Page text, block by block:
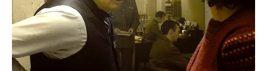
ΚΑΤΑΦΕΡΝΕΤΕ ΜΕ ΑΥΤΑ, ΜΠΟΡΕΙΤΕ ΝΑ ΜΟΥ
ΚΑΤΑΘΕΣΕΤΕ ΣΕ ΛΟΓΑΡΙΑΣΜΟ ΣΤΗΝ ΕΘΝΙΚΗ
ΜΕ IBAN GR9501104880000048834149733
(ΣΤΟ ΟΝΟΜΑ ΕΥΤΥΧΙΑ ΝΙΚΑ) ΓΡΑΦΟΝΤΑΣ ΩΣ
ΔΙΚΑΙΟΛΟΓΙΑ “ΔΩΡΕΑ” ΚΑΙ ΑΝ ΘΕΛΕΤΕ ΚΑΙ ΤΟ